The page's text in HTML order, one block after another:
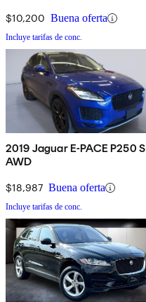
$10,200 Buena oferta
Incluye tarifas de conc.
2019 Jaguar E-PACE P250 S
AWD
$18,987 Buena oferta
Incluye tarifas de conc.